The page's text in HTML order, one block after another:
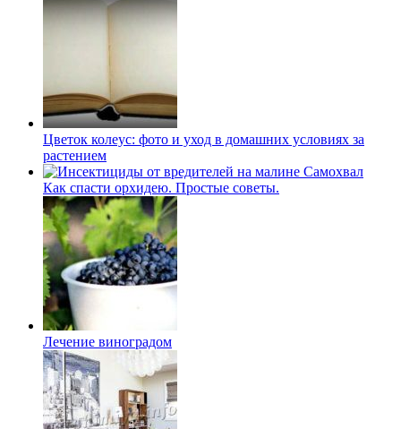
Цветок колеуc: фото и уход в домашних условиях за
растением
Как спасти орхидею. Простые советы.
Лечение виноградом